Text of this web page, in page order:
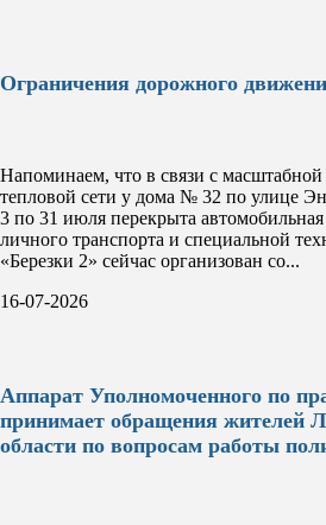
Ограничения дорожного
Напоминаем, что в связи с масштабной
тепловой сети у дома № 32 по улице
3 по 31 июля перекрыта
личного транспорта и специальной
«Березки 2» сейчас организован со...
16-07-2026
Аппарат Уполномоченного по
принимает обращения жителей
области по вопросам работы